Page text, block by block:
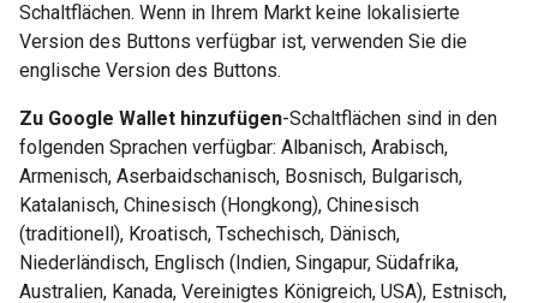
Schaltflächen. Wenn in Ihrem Markt keine lokalisierte
Version des Buttons verfügbar ist, verwenden Sie die
englische Version des Buttons.
Zu Google Wallet hinzufügen-Schaltflächen sind in den
folgenden Sprachen verfügbar: Albanisch, Arabisch,
Armenisch, Aserbaidschanisch, Bosnisch, Bulgarisch,
Katalanisch, Chinesisch (Hongkong), Chinesisch
(traditionell), Kroatisch, Tschechisch, Dänisch,
Niederländisch, Englisch (Indien, Singapur, Südafrika,
Australien, Kanada, Vereinigtes Königreich, USA), Estnisch,